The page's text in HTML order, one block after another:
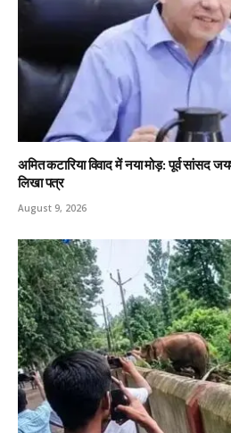
अमित कटारिया विवाद में नया मोड़: पूर्व सांसद
लिखा पत्र
August 9, 2026